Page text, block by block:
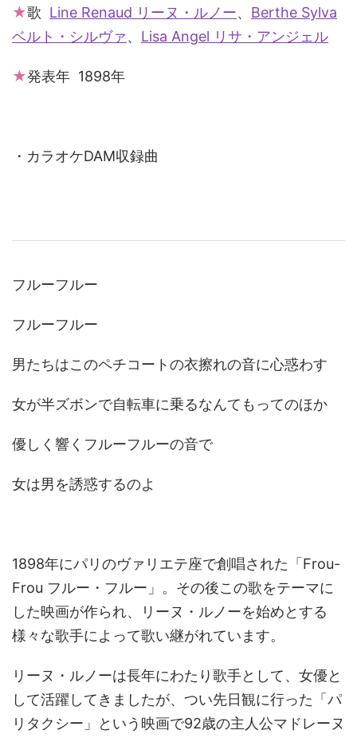
★歌 Line Renaud リーヌ・ルノー、 Berthe Sylva
ベルト・シルヴァ、 Lisa Angel リサ・アンジェル
★発表年 1898年
・カラオケDAM収録曲
フルーフルー
フルーフルー
男たちはこのペチコートの衣擦れの音に心惑わす
女が半ズボンで自転車に乗るなんてもってのほか
優しく響くフルーフルーの音で
女は男を誘惑するのよ
1898年にパリのヴァリエテ座で創唱された「Frou-
Frou フルー・フルー」。その後この歌をテーマに
した映画が作られ、リーヌ・ルノーを始めとする
様々な歌手によって歌い継がれています。
リーヌ・ルノーは長年にわたり歌手として、女優と
して活躍してきましたが、つい先日観に行った「パ
リタクシー」という映画で92歳の主人公マドレーヌ